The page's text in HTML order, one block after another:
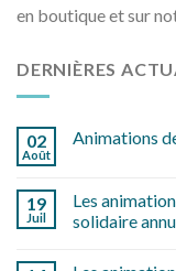
en boutique et sur
DERNIÈRES
02
Août
Animations
19
Juil
Les
solidaire